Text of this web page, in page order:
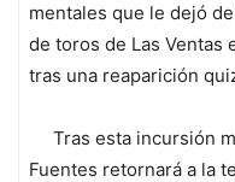
mentales que le dejó
de toros de Las Ventas
tras una reaparición
Tras esta incursión
Fuentes retornará a la